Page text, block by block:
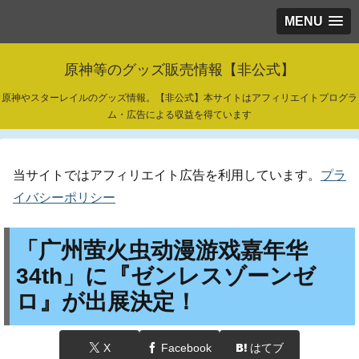
MENU
原神等のグッズ販売情報【非公式】
原神やスターレイルのグッズ情報。【非公式】本サイトはアフィリエイトプログラ
ム・広告による収益を得ています
当サイトではアフィリエイト広告を利用しています。 プラ
イバシーポリシー
「广州萤火虫动漫游戏嘉年华
34th」に『ゼンレスゾーンゼ
ロ』が出展決定！
X Facebook はてブ